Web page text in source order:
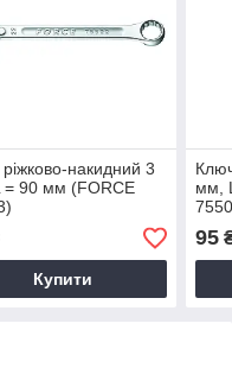
накидний 3
90 мм (FORCE
Купити
мм,
95